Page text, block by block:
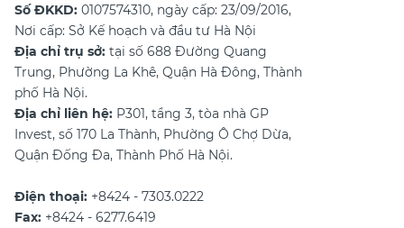
Số ĐKKD: 0107574310, ngày cấp: 23/09/2016,
Nơi cấp: Sở Kế hoạch và đầu tư Hà Nội
Địa chỉ trụ sở: tại số 688 Đường Quang
Trung, Phường La Khê, Quận Hà Đông, Thành
phố Hà Nội.
Địa chỉ liên hệ: P301, tầng 3, tòa nhà GP
Invest, số 170 La Thành, Phường Ô Chợ Dừa,
Quận Đống Đa, Thành Phố Hà Nội.
Điện thoại: +8424 - 7303.0222
Fax: +8424 - 6277.6419